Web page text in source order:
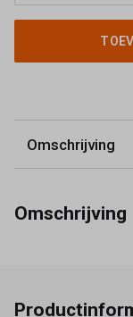
Omschrijving
Omschrijving